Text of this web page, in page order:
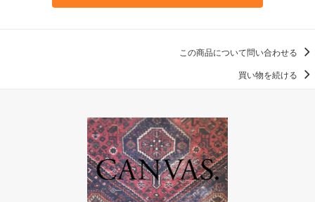
この商品について問い合わせる
買い物を続ける